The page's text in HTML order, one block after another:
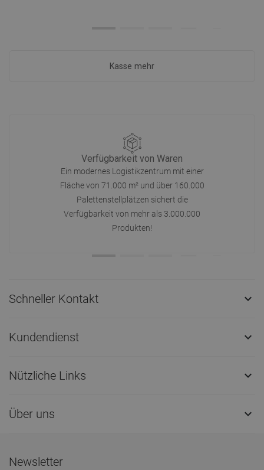
Kasse mehr
Verfügbarkeit von Waren
Ein modernes Logistikzentrum mit einer
Fläche von 71.000 m² und über 160.000
Palettenstellplätzen sichert die
Verfügbarkeit von mehr als 3.000.000
Produkten!
Schneller Kontakt 
Kundendienst 
Nützliche Links 
Über uns 
Newsletter